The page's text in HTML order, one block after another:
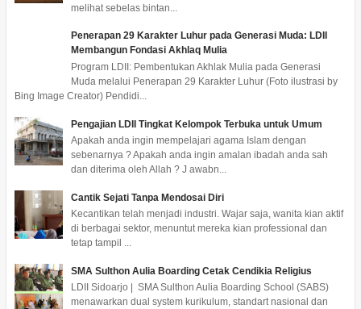
melihat sebelas bintan...
Penerapan 29 Karakter Luhur pada Generasi Muda: LDII
Membangun Fondasi Akhlaq Mulia
Program LDII: Pembentukan Akhlak Mulia pada Generasi
Muda melalui Penerapan 29 Karakter Luhur (Foto ilustrasi by
Bing Image Creator) Pendidi...
Pengajian LDII Tingkat Kelompok Terbuka untuk Umum
Apakah anda ingin mempelajari agama Islam dengan
sebenarnya ? Apakah anda ingin amalan ibadah anda sah
dan diterima oleh Allah ? J awabn...
Cantik Sejati Tanpa Mendosai Diri
Kecantikan telah menjadi industri. Wajar saja, wanita kian aktif
di berbagai sektor, menuntut mereka kian professional dan
tetap tampil ...
SMA Sulthon Aulia Boarding Cetak Cendikia Religius
LDII Sidoarjo | SMA Sulthon Aulia Boarding School (SABS)
menawarkan dual system kurikulum, standart nasional dan